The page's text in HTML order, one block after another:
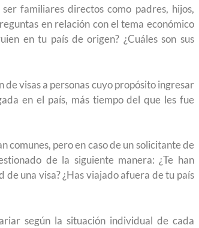
familiares directos como padres, hijos,
en relación con el tema económico
en tu país de origen? ¿Cuáles son sus
visas a personas cuyo propósito ingresar
en el país, más tiempo del que les fue
comunes, pero en caso de un solicitante de
de la siguiente manera: ¿Te han
una visa? ¿Has viajado afuera de tu país
según la situación individual de cada
Ciudadanízate, el curso gratuito de